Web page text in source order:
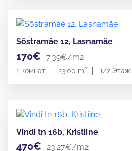
Sõstramäe 12, Lasnamäe
170€ 7.39€/m2
1 комнат 23.00 m² 1/2 Этаж
Vindi tn 16b, Kristiine
470€ 23.27€/m2